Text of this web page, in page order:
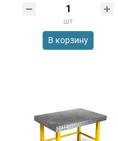
шт
В корзину